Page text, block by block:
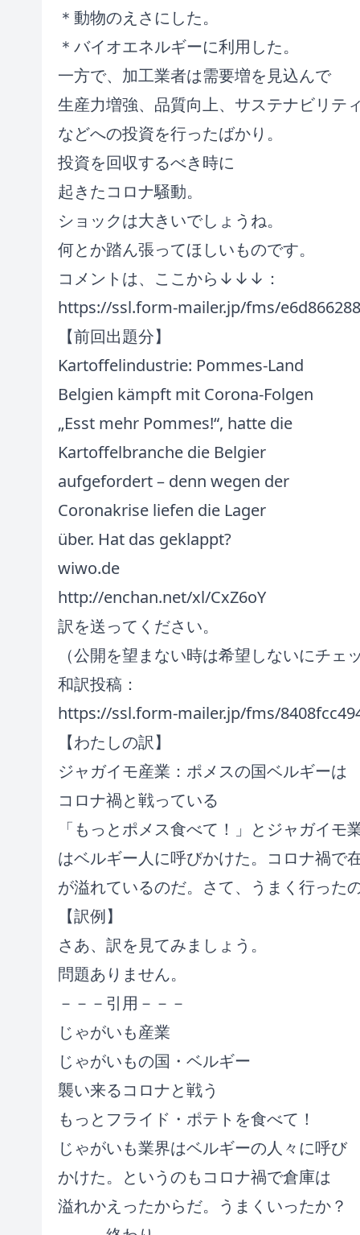
＊動物のえさにした。
＊バイオエネルギーに利用した。
一方で、加工業者は需要増を見込んで
生産力増強、品質向上、サステナビリテ
などへの投資を行ったばかり。
投資を回収するべき時に
起きたコロナ騒動。
ショックは大きいでしょうね。
何とか踏ん張ってほしいものです。
コメントは、ここから↓↓↓：
https://ssl.form-mailer.jp/fms/
【前回出題分】
Kartoffelindustrie: Pommes-Land
Belgien kämpft mit Corona-Folgen
„Esst mehr Pommes!“, hatte die
Kartoffelbranche die Belgier
aufgefordert – denn wegen der
Coronakrise liefen die Lager
über. Hat das geklappt?
wiwo.de
http://enchan.net/xl/CxZ6oY
訳を送ってください。
（公開を望まない時は希望しないにチェ
和訳投稿：
https://ssl.form-mailer.jp/fms/
【わたしの訳】
ジャガイモ産業：ポメスの国ベルギーは
コロナ禍と戦っている
「もっとポメス食べて！」とジャガイモ
はベルギー人に呼びかけた。コロナ禍で
が溢れているのだ。さて、うまく行った
【訳例】
さあ、訳を見てみましょう。
問題ありません。
－－－引用－－－
じゃがいも産業
じゃがいもの国・ベルギー
襲い来るコロナと戦う
もっとフライド・ポテトを食べて！
じゃがいも業界はベルギーの人々に呼び
かけた。というのもコロナ禍で倉庫は
溢れかえったからだ。うまくいったか？